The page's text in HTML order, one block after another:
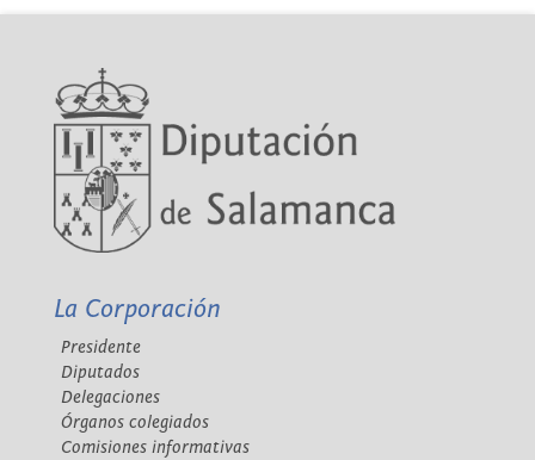
La Corporación
Presidente
Diputados
Delegaciones
Órganos colegiados
Comisiones informativas